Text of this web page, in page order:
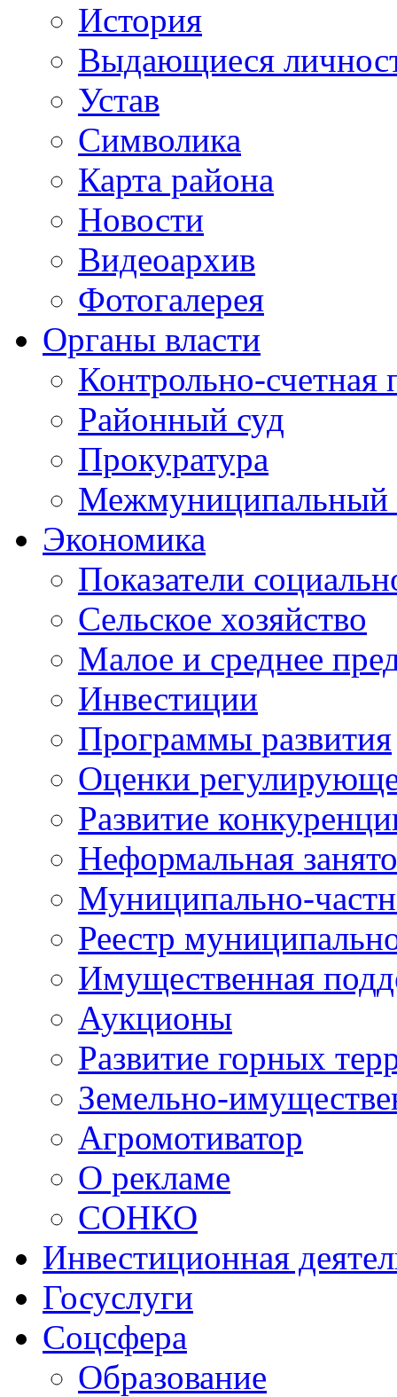
История
Выдающиеся
Устав
Символика
Карта района
Новости
Видеоархив
Фотогалерея
Органы власти
Контрольно-счетная
Районный суд
Прокуратура
Межмуниципальный
Экономика
Показатели
Сельское хозяйство
Малое и среднее
Инвестиции
Программы развития
Оценки
Развитие
Неформальная
Муниципально-
Реестр
Имущественная
Аукционы
Развитие горных
Земельно-
Агромотиватор
О рекламе
СОНКО
Инвестиционная
Госуслуги
Соцсфера
Образование